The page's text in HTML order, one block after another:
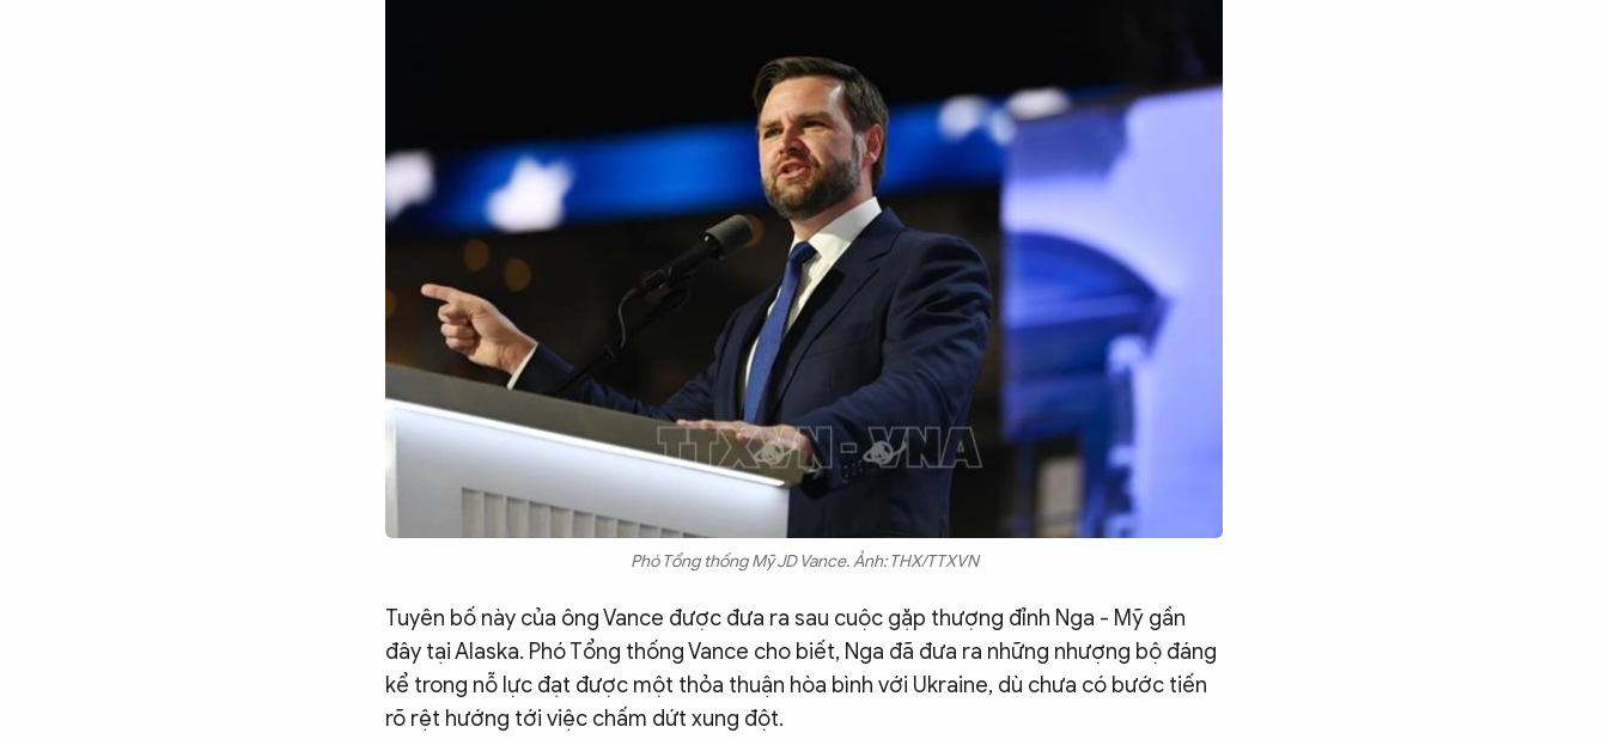
Phó Tổng thống Mỹ JD Vance. Ảnh: THX/TTXVN
Tuyên bố này của ông Vance được đưa ra sau cuộc gặp thượng đỉnh Nga - Mỹ gần
đây tại Alaska. Phó Tổng thống Vance cho biết, Nga đã đưa ra những nhượng bộ đáng
kể trong nỗ lực đạt được một thỏa thuận hòa bình với Ukraine, dù chưa có bước tiến
rõ rệt hướng tới việc chấm dứt xung đột.